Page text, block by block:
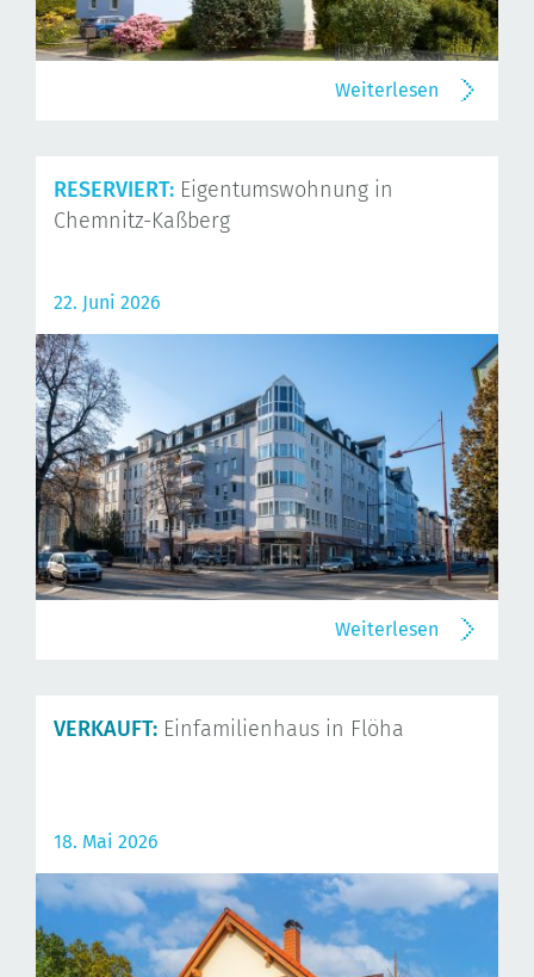
Weiterlesen
RESERVIERT: Eigentumswohnung in
Chemnitz-Kaßberg
22. Juni 2026
Weiterlesen
VERKAUFT: Einfamilienhaus in Flöha
18. Mai 2026